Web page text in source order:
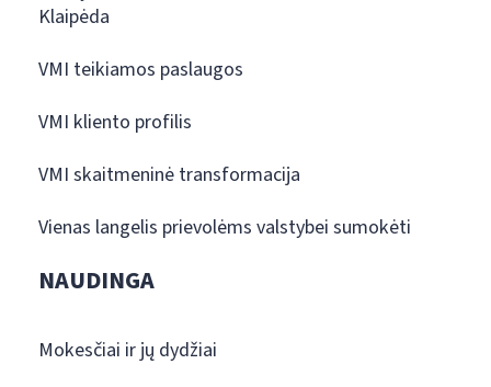
Klaipėda
VMI teikiamos paslaugos
VMI kliento profilis
VMI skaitmeninė transformacija
Vienas langelis prievolėms valstybei sumokėti
NAUDINGA
Mokesčiai ir jų dydžiai